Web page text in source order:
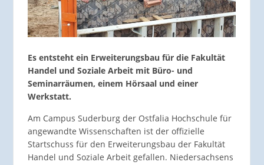
Es entsteht ein Erweiterungsbau für die Fakultät
Handel und Soziale Arbeit mit Büro- und
Seminarräumen, einem Hörsaal und einer
Werkstatt.
Am Campus Suderburg der Ostfalia Hochschule für
angewandte Wissenschaften ist der offizielle
Startschuss für den Erweiterungsbau der Fakultät
Handel und Soziale Arbeit gefallen. Niedersachsens